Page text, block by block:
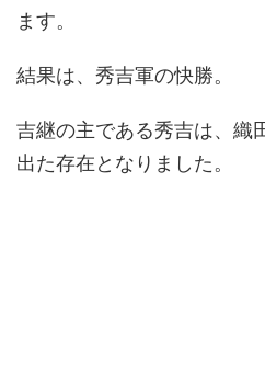
ます。
結果は、秀吉軍の快勝。
吉継の主である秀吉は、織
出た存在となりました。